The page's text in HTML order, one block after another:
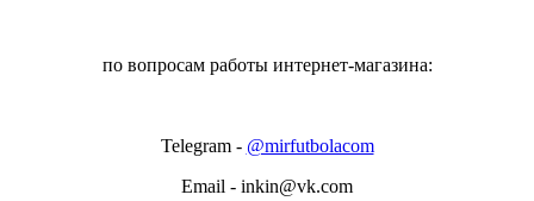
по вопросам работы интернет-магазина:
Telegram - @mirfutbolacom
Email - inkin@vk.com